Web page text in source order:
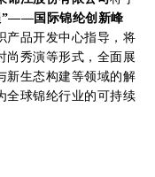
”——国际锦纶创新峰
产品开发中心指导，将
尚秀演等形式，全面展
新生态构建等领域的解
全球锦纶行业的可持续